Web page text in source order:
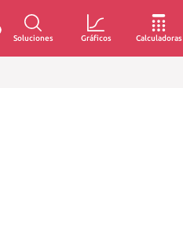
Soluciones Gráficos Calculadoras